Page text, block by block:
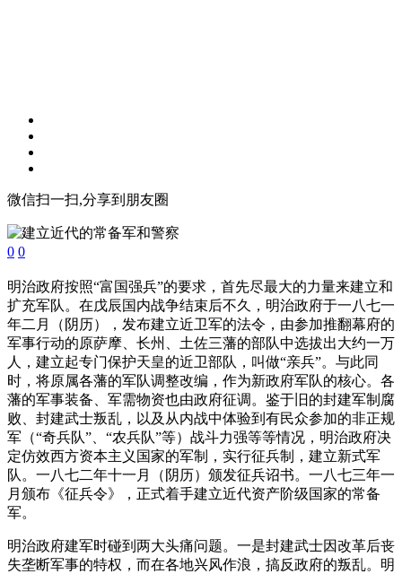
微信扫一扫,分享到朋友圈
0 0
明治政府按照“富国强兵”的要求，首先尽最大的力量来建立和
扩充军队。在戊辰国内战争结束后不久，明治政府于一八七一
年二月（阴历），发布建立近卫军的法令，由参加推翻幕府的
军事行动的原萨摩、长州、土佐三藩的部队中选拔出大约一万
人，建立起专门保护天皇的近卫部队，叫做“亲兵”。与此同
时，将原属各藩的军队调整改编，作为新政府军队的核心。各
藩的军事装备、军需物资也由政府征调。鉴于旧的封建军制腐
败、封建武士叛乱，以及从内战中体验到有民众参加的非正规
军（“奇兵队”、“农兵队”等）战斗力强等等情况，明治政府决
定仿效西方资本主义国家的军制，实行征兵制，建立新式军
队。一八七二年十一月（阴历）颁发征兵诏书。一八七三年一
月颁布《征兵令》，正式着手建立近代资产阶级国家的常备
军。
明治政府建军时碰到两大头痛问题。一是封建武士因改革后丧
失垄断军事的特权，而在各地兴风作浪，搞反政府的叛乱。明